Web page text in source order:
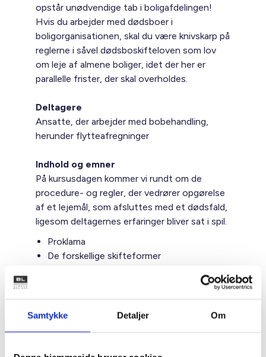
Samtykke Detaljer Om
opstår unødvendige tab i boligafdelingen!
Hvis du arbejder med dødsboer i
boligorganisationen, skal du være knivskarp på
reglerne i såvel dødsboskifteloven som lov
om leje af almene boliger, idet der her er
parallelle frister, der skal overholdes.
Deltagere
Ansatte, der arbejder med bobehandling,
herunder flytteafregninger
Indhold og emner
På kursusdagen kommer vi rundt om de
procedure- og regler, der vedrører opgørelse
af et lejemål, som afsluttes med et dødsfald,
ligesom deltagernes erfaringer bliver sat i spil.
Proklama
De forskellige skifteformer
Opsigelsesmuligheder ved plejeboliger
og andre botyper